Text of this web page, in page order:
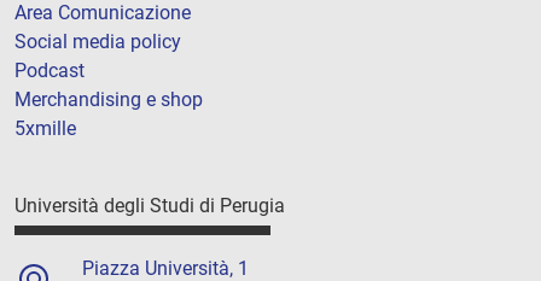
Area Comunicazione
Social media policy
Podcast
Merchandising e shop
5xmille
Università degli Studi di Perugia
Piazza Università, 1